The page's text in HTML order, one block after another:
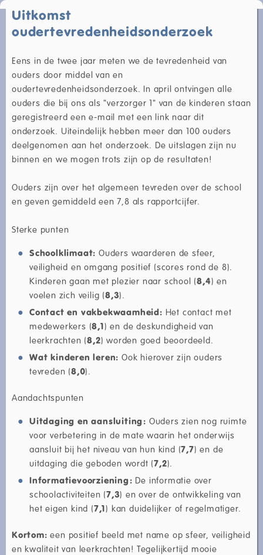
Uitkomst
oudertevredenheidsonderzoek
Eens in de twee jaar meten we de tevredenheid van
ouders door middel van en
oudertevredenheidsonderzoek. In april ontvingen alle
ouders die bij ons als "verzorger 1" van de kinderen staan
geregistreerd een e-mail met een link naar dit
onderzoek. Uiteindelijk hebben meer dan 100 ouders
deelgenomen aan het onderzoek. De uitslagen zijn nu
binnen en we mogen trots zijn op de resultaten!
Ouders zijn over het algemeen tevreden over de school
en geven gemiddeld een 7,8 als rapportcijfer.
Sterke punten
Schoolklimaat: Ouders waarderen de sfeer,
veiligheid en omgang positief (scores rond de 8).
Kinderen gaan met plezier naar school (8,4) en
voelen zich veilig (8,3).
Contact en vakbekwaamheid: Het contact met
medewerkers (8,1) en de deskundigheid van
leerkrachten (8,2) worden goed beoordeeld.
Wat kinderen leren: Ook hierover zijn ouders
tevreden (8,0).
Aandachtspunten
Uitdaging en aansluiting: Ouders zien nog ruimte
voor verbetering in de mate waarin het onderwijs
aansluit bij het niveau van hun kind (7,7) en de
uitdaging die geboden wordt (7,2).
Informatievoorziening: De informatie over
schoolactiviteiten (7,3) en over de ontwikkeling van
het eigen kind (7,1) kan duidelijker of regelmatiger.
Kortom: een positief beeld met name op sfeer, veiligheid
en kwaliteit van leerkrachten! Tegelijkertijd mooie